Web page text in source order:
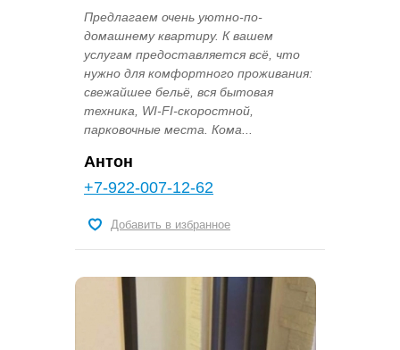
Предлагаем очень уютно-по-
домашнему квартиру. К вашем
услугам предоставляется всё, что
нужно для комфортного проживания:
свежайшее бельё, вся бытовая
техника, WI-FI-скоростной,
парковочные места. Кома...
Антон
+7-922-007-12-62
Добавить в избранное